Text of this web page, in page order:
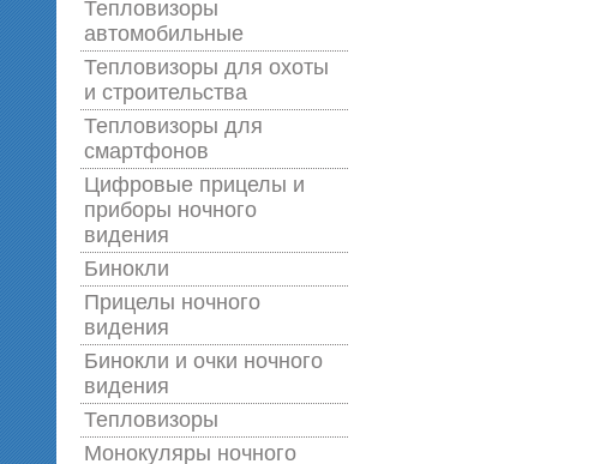
Тепловизоры
автомобильные
Тепловизоры для охоты
и строительства
Тепловизоры для
смартфонов
Цифровые прицелы и
приборы ночного
видения
Бинокли
Прицелы ночного
видения
Бинокли и очки ночного
видения
Тепловизоры
Монокуляры ночного